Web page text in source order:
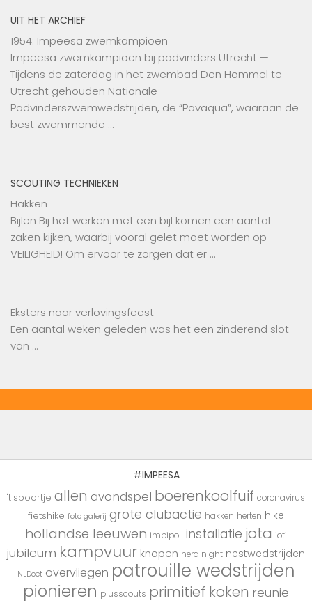
UIT HET ARCHIEF
1954: Impeesa zwemkampioen
Impeesa zwemkampioen bij padvinders Utrecht —
Tijdens de zaterdag in het zwembad Den Hommel te
Utrecht gehouden Nationale
Padvinderszwemwedstrijden, de “Pavaqua”, waaraan de
best zwemmende …
SCOUTING TECHNIEKEN
Hakken
Bijlen Bij het werken met een bijl komen een aantal
zaken kijken, waarbij vooral gelet moet worden op
VEILIGHEID! Om ervoor te zorgen dat er …
Eksters naar verlovingsfeest
Een aantal weken geleden was het een zinderend slot
van …
#IMPEESA
't spoortje allen avondspel boerenkoolfuif coronavirus
fietshike foto galerij grote clubactie hakken herten hike
hollandse leeuwen impipoll installatie jota joti
jubileum kampvuur knopen nerd night nestwedstrijden
NLDoet overvliegen patrouille wedstrijden
pionieren plusscouts primitief koken reunie